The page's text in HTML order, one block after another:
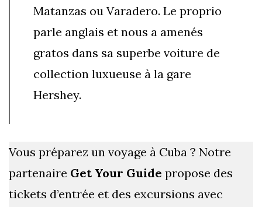
Matanzas ou Varadero. Le proprio
parle anglais et nous a amenés
gratos dans sa superbe voiture de
collection luxueuse à la gare
Hershey.
Vous préparez un voyage à Cuba ? Notre
partenaire Get Your Guide propose des
tickets d’entrée et des excursions avec